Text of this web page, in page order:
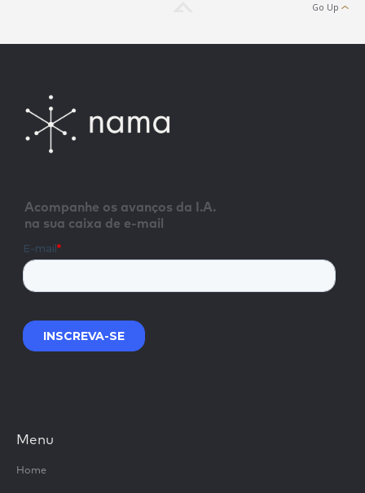
Go Up
Acompanhe os avanços da I.A.
na sua caixa de e-mail
Menu
Home